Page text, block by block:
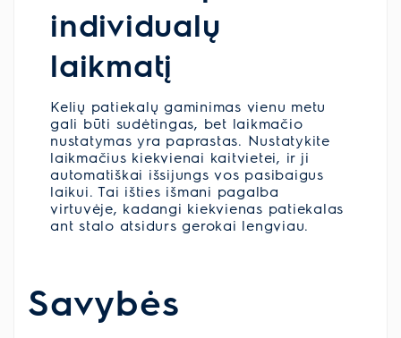
individualų
laikmatį
Kelių patiekalų gaminimas vienu metu
gali būti sudėtingas, bet laikmačio
nustatymas yra paprastas. Nustatykite
laikmačius kiekvienai kaitvietei, ir ji
automatiškai išsijungs vos pasibaigus
laikui. Tai išties išmani pagalba
virtuvėje, kadangi kiekvienas patiekalas
ant stalo atsidurs gerokai lengviau.
Savybės